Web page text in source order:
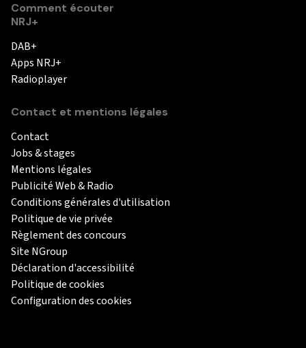
Comment écouter
NRJ+
DAB+
Apps NRJ+
Radioplayer
Contact et mentions légales
Contact
Jobs & stages
Mentions légales
Publicité Web & Radio
Conditions générales d'utilisation
Politique de vie privée
Règlement des concours
Site NGroup
Déclaration d'accessibilité
Politique de cookies
Configuration des cookies